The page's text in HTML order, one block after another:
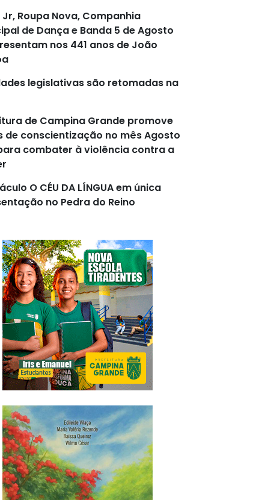
Jr, Roupa Nova, Companhia
de Dança e Banda 5 de Agosto
nos 441 anos de João
legislativas são retomadas na
de Campina Grande promove
de conscientização no mês Agosto
combater à violência contra a
O CÉU DA LÍNGUA em única
no Pedra do Reino